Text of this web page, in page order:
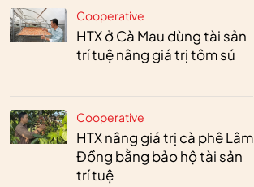
Cooperative
HTX ở Cà Mau dùng tài sản
trí tuệ nâng giá trị tôm sú
Cooperative
HTX nâng giá trị cà phê Lâm
Đồng bằng bảo hộ tài sản
trí tuệ